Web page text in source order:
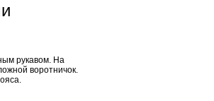
рукавом. На
воротничок.